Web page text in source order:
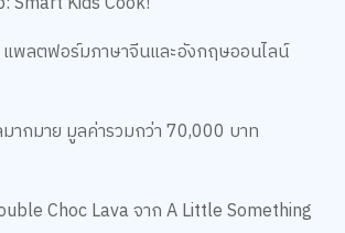
พลตฟอร์มภาษาจีนและอังกฤษออนไลน์
ากมาย มูลค่ารวมกว่า 70,000 บาท
Choc Lava จาก A Little Something